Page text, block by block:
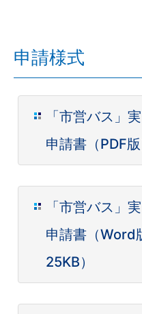
申請様式
「市営バス」
申請書（PDF
「市営バス」
申請書（Word
25KB）